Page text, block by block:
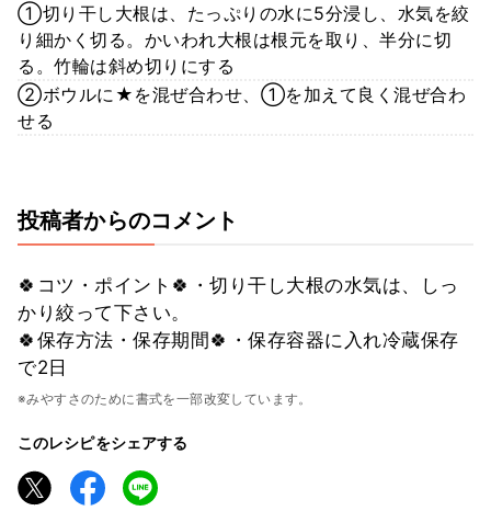
①切り干し大根は、たっぷりの水に5分浸し、水気を絞
り細かく切る。かいわれ大根は根元を取り、半分に切
る。竹輪は斜め切りにする
②ボウルに★を混ぜ合わせ、①を加えて良く混ぜ合わ
せる
投稿者からのコメント
🍀コツ・ポイント🍀・切り干し大根の水気は、しっ
かり絞って下さい。
🍀保存方法・保存期間🍀・保存容器に入れ冷蔵保存
で2日
※みやすさのために書式を一部改変しています。
このレシピをシェアする